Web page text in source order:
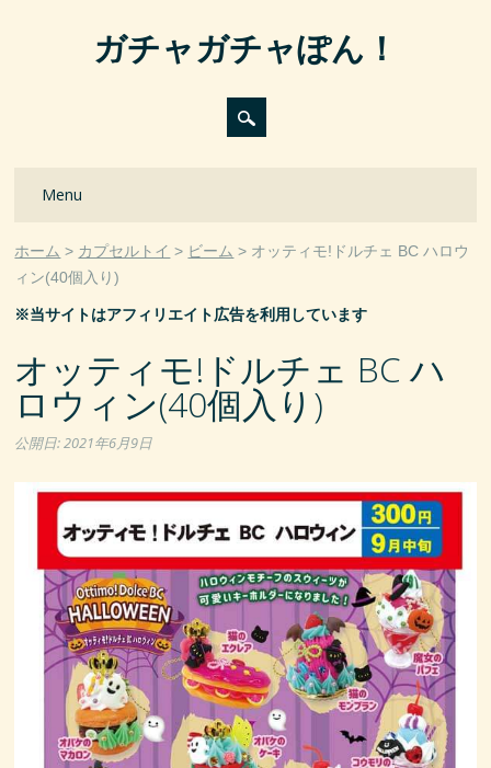
ガチャガチャぽん！
Main menu
Menu
ホーム カプセルトイ ビーム
オッティモ!ドルチェ BC ハロウ
ィン(40個入り)
※当サイトはアフィリエイト広告を利用しています
オッティモ!ドルチェ BC ハ
ロウィン(40個入り)
公開日:2021年6月9日